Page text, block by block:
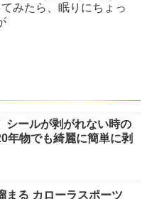
みたら、眠りにちょっ
シールが剥がれない時の
年物でも綺麗に簡単に剥
まる カローラスポーツ